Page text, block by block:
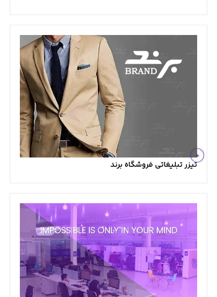
تیزر تبلیغاتی فروشگاه برند